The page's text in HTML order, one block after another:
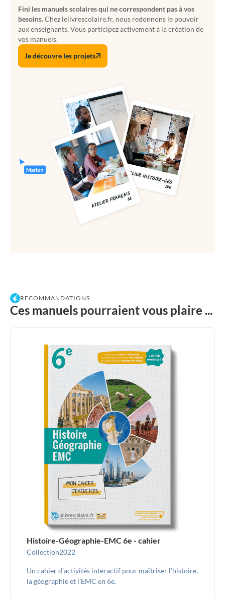
Fini les manuels scolaires qui ne correspondent pas à vos
besoins.Chez lelivrescolaire.fr, nous redonnons le pouvoir
aux enseignants. Vous participez activement à la création de
vos manuels.
Je découvre les projets
RECOMMANDATIONS
Ces manuels pourraient vous plaire ...
Histoire-Géographie-EMC 6e - cahier
Collection2022
Un cahier d’activités interactif pour maîtriser l’histoire,
la géographie et l’EMC en 6e.